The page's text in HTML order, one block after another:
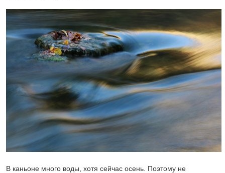
В каньоне много воды, хотя сейчас осень. Поэтому не